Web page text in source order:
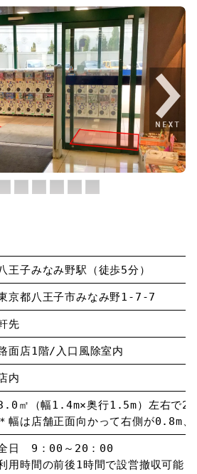
王子みなみ野駅（徒歩5分）
京都八王子市みなみ野1-7-7
先
面店1階/入口風除室内
内
㎡（幅1.4m×奥行1.5m）左右で2
＊幅は店舗正面向かって右側が0.8m
日 9：00～20：00
用時間の前後1時間で設営撤収可能